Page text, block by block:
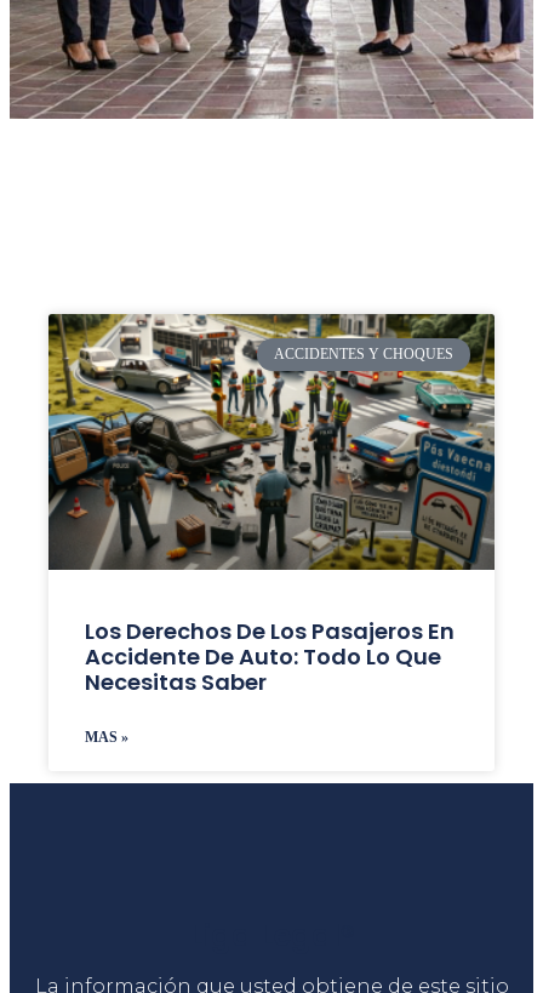
ACCIDENTES Y CHOQUES
Los Derechos De Los Pasajeros En
Accidente De Auto: Todo Lo Que
Necesitas Saber
MAS »
La información que usted obtiene de este sitio